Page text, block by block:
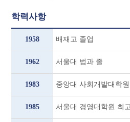
학력사항
1958 배재고 졸업
1962 서울대 법과 졸
1983 중앙대 사회개발대학
1985 서울대 경영대학원 최